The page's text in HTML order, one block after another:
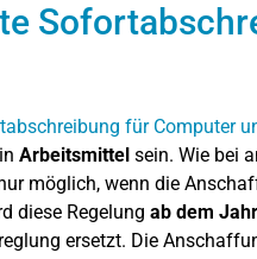
Arbeitsmittel sein. Wie bei
möglich, wenn die
diese Regelung ab dem
ersetzt. Die